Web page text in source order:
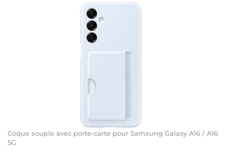
Coque souple avec porte-carte pour Samsung Galaxy A16 / A16
5G